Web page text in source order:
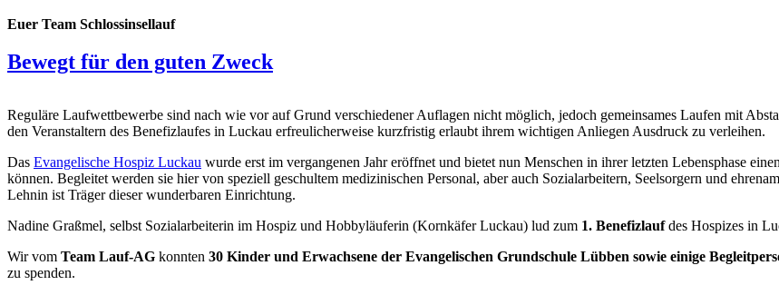
Euer Team Schlossinsellauf
Bewegt für den guten Zweck
Reguläre Laufwettbewerbe sind nach wie vor auf Grund verschiedener Auflagen nicht möglich, jedoch gemeinsames Laufen mit
den Veranstaltern des Benefizlaufes in Luckau erfreulicherweise kurzfristig erlaubt ihrem wichtigen Anliegen Ausdruck zu verleihen.
Das Evangelische Hospiz Luckau wurde erst im vergangenen Jahr eröffnet und bietet nun Menschen in ihrer letzten Lebensphase
können. Begleitet werden sie hier von speziell geschultem medizinischen Personal, aber auch Sozialarbeitern, Seelsorgern und
Lehnin ist Träger dieser wunderbaren Einrichtung.
Nadine Graßmel, selbst Sozialarbeiterin im Hospiz und Hobbyläuferin (Kornkäfer Luckau) lud zum 1. Benefizlaufdes Hospizes in
Wir vom Team Lauf-AG konnten 30 Kinder und Erwachsene der Evangelischen Grundschule Lübben sowie einige
zu spenden.